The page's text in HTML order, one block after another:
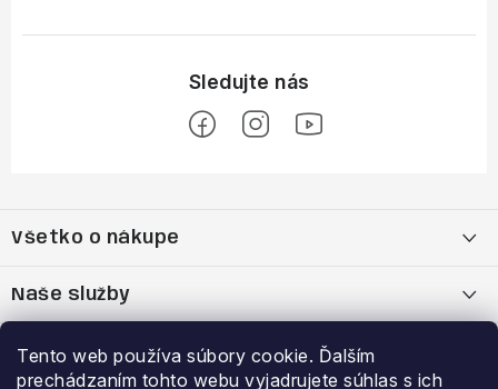
Tento web používa súbory cookie. Ďalším
prechádzaním tohto webu vyjadrujete súhlas s ich
p
ä
t
Všetko o nákupe
Naše služby
Výhody a zľavy